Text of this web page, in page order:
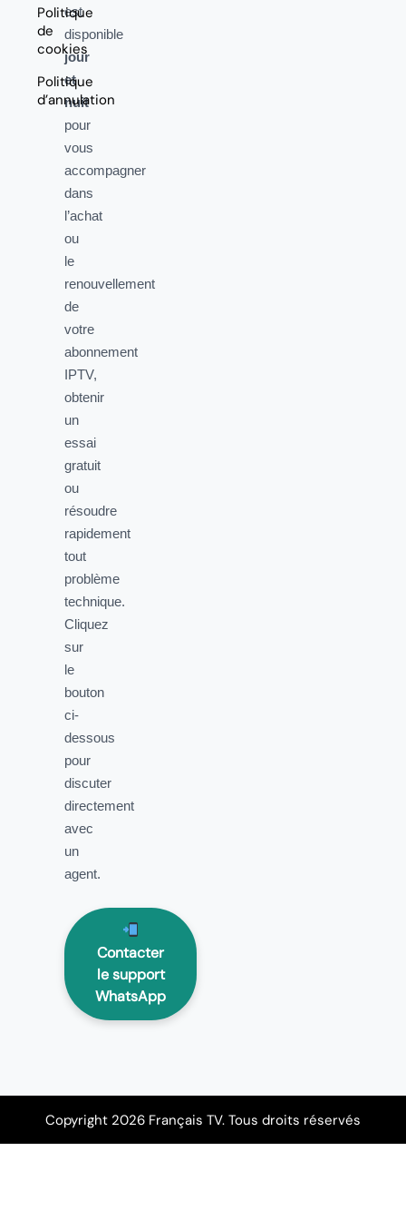
Politique
de
cookies
Politique
d’annulation
est
disponible
jour
et
nuit
pour
vous
accompagner
dans
l’achat
ou
le
renouvellement
de
votre
abonnement
IPTV,
obtenir
un
essai
gratuit
ou
résoudre
rapidement
tout
problème
technique.
Cliquez
sur
le
bouton
ci-
dessous
pour
discuter
directement
avec
un
agent.
Contacter
le support
WhatsApp
Copyright 2026 Français TV. Tous droits réservés